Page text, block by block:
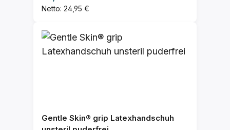
Netto: 24,95 €
Gentle Skin® grip Latexhandschuh